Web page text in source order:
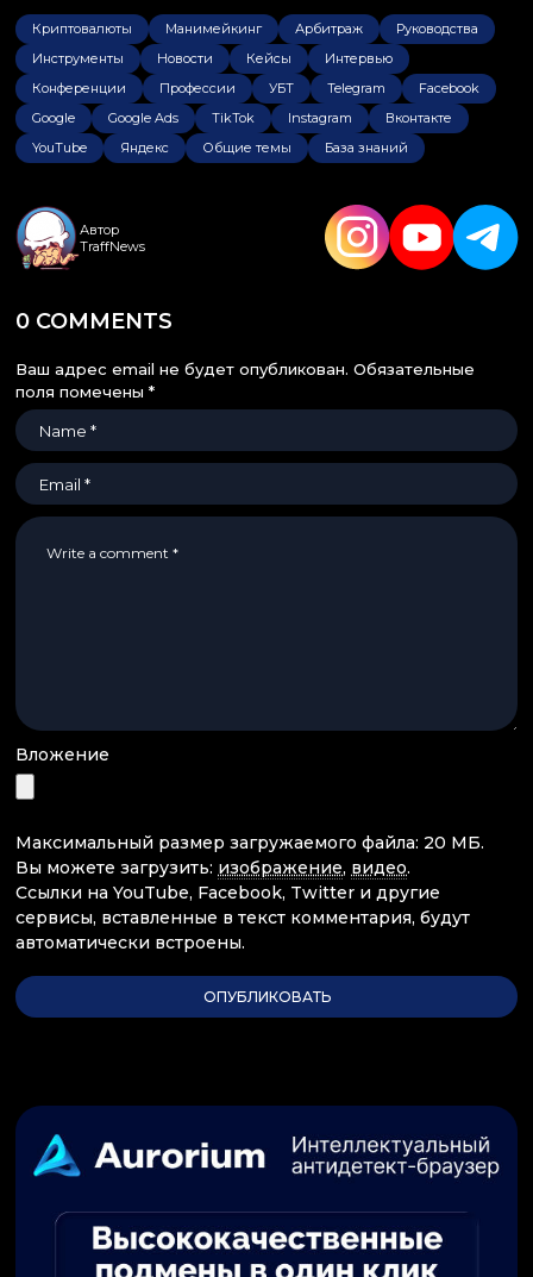
Криптовалюты Манимейкинг Арбитраж
Руководства
Инструменты
Новости Кейсы
Интервью
Конференции
Профессии УБТ Telegram
Facebook
Google
Google Ads TikTok Instagram
Вконтакте
YouTube
Яндекс Общие темы База знаний
Автор
TraffNews
0 COMMENTS
Ваш адрес email не будет опубликован. Обязательные
поля помечены *
Вложение
Максимальный размер загружаемого файла: 20 МБ.
Вы можете загрузить: изображение, видео.
Ссылки на YouTube, Facebook, Twitter и другие
сервисы, вставленные в текст комментария, будут
автоматически встроены.